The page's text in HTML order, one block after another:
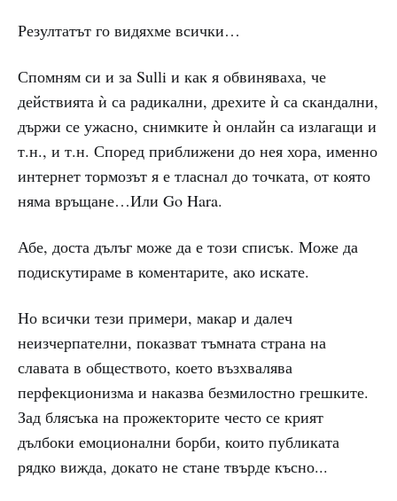
Резултатът го видяхме всички…
Спомням си и за Sulli и как я обвиняваха, че
действията ѝ са радикални, дрехите ѝ са скандални,
държи се ужасно, снимките ѝ онлайн са излагащи и
т.н., и т.н. Според приближени до нея хора, именно
интернет тормозът я е тласнал до точката, от която
няма връщане…Или Go Hara.
Абе, доста дълъг може да е този списък. Може да
подискутираме в коментарите, ако искате.
Но всички тези примери, макар и далеч
неизчерпателни, показват тъмната страна на
славата в обществото, което възхвалява
перфекционизма и наказва безмилостно грешките.
Зад блясъка на прожекторите често се крият
дълбоки емоционални борби, които публиката
рядко вижда, докато не стане твърде късно...